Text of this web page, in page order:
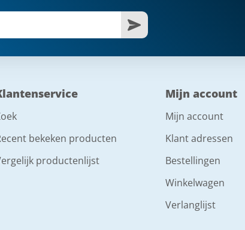
bekeken producten
productenlijst
Mijn account
Mijn account
Klant adressen
Bestellingen
Winkelwagen
Verlanglijst